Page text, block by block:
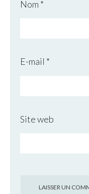
Nom *
E-mail *
Site web